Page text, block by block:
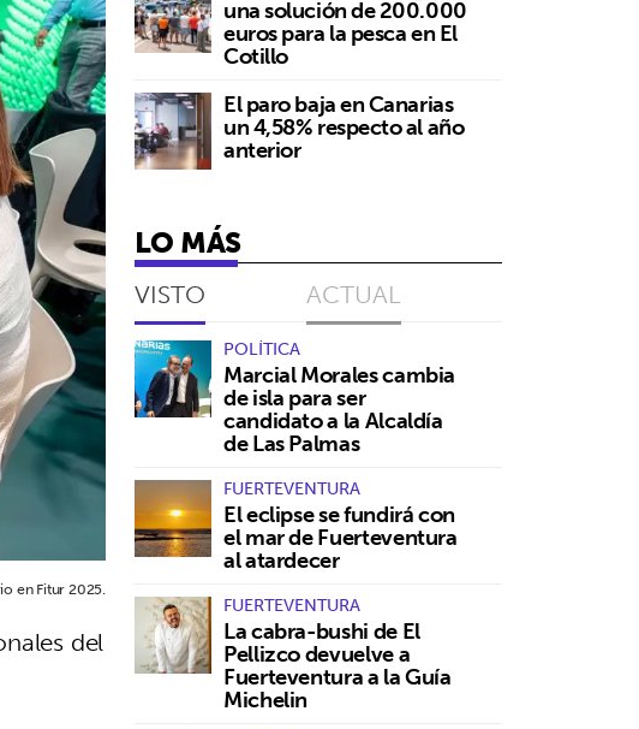
en Fitur 2025.
del
una solución de 200.000
euros para la pesca en El
Cotillo
El paro baja en Canarias
un 4,58% respecto al año
anterior
LO MÁS
VISTO ACTUAL
POLÍTICA
Marcial Morales cambia
de isla para ser
candidato a la Alcaldía
de Las Palmas
FUERTEVENTURA
El eclipse se fundirá con
el mar de Fuerteventura
al atardecer
FUERTEVENTURA
La cabra-bushi de El
Pellizco devuelve a
Fuerteventura a la Guía
Michelin